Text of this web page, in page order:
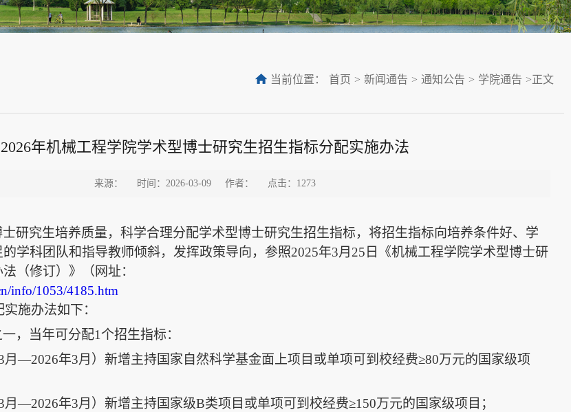
当前位置： 首页 > 新闻通告 > 通知公告 > 学院通告 >正文
2026年机械工程学院学术型博士研究生招生指标分配实施办法
来源： 时间：2026-03-09 作者： 点击： 1273
研究生培养质量，科学合理分配学术型博士研究生招生指标，将招生指标向培养条件好、学
学科团队和指导教师倾斜，发挥政策导向，参照2025年3月 25 日《机械工程学院学术型博士研
（修订）》（网址：
info/1053/4185.htm
施办法如下：
，当年可分配1个招生指标：
月—2026年3月）新增主持国家自然科学基金面上项目或单项可到校经费≥80万元的国家级项
月—2026年3月）新增主持国家级B类项目或单项可到校经费≥150万元的国家级项目；